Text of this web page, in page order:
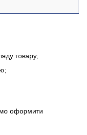
товару;
оформити